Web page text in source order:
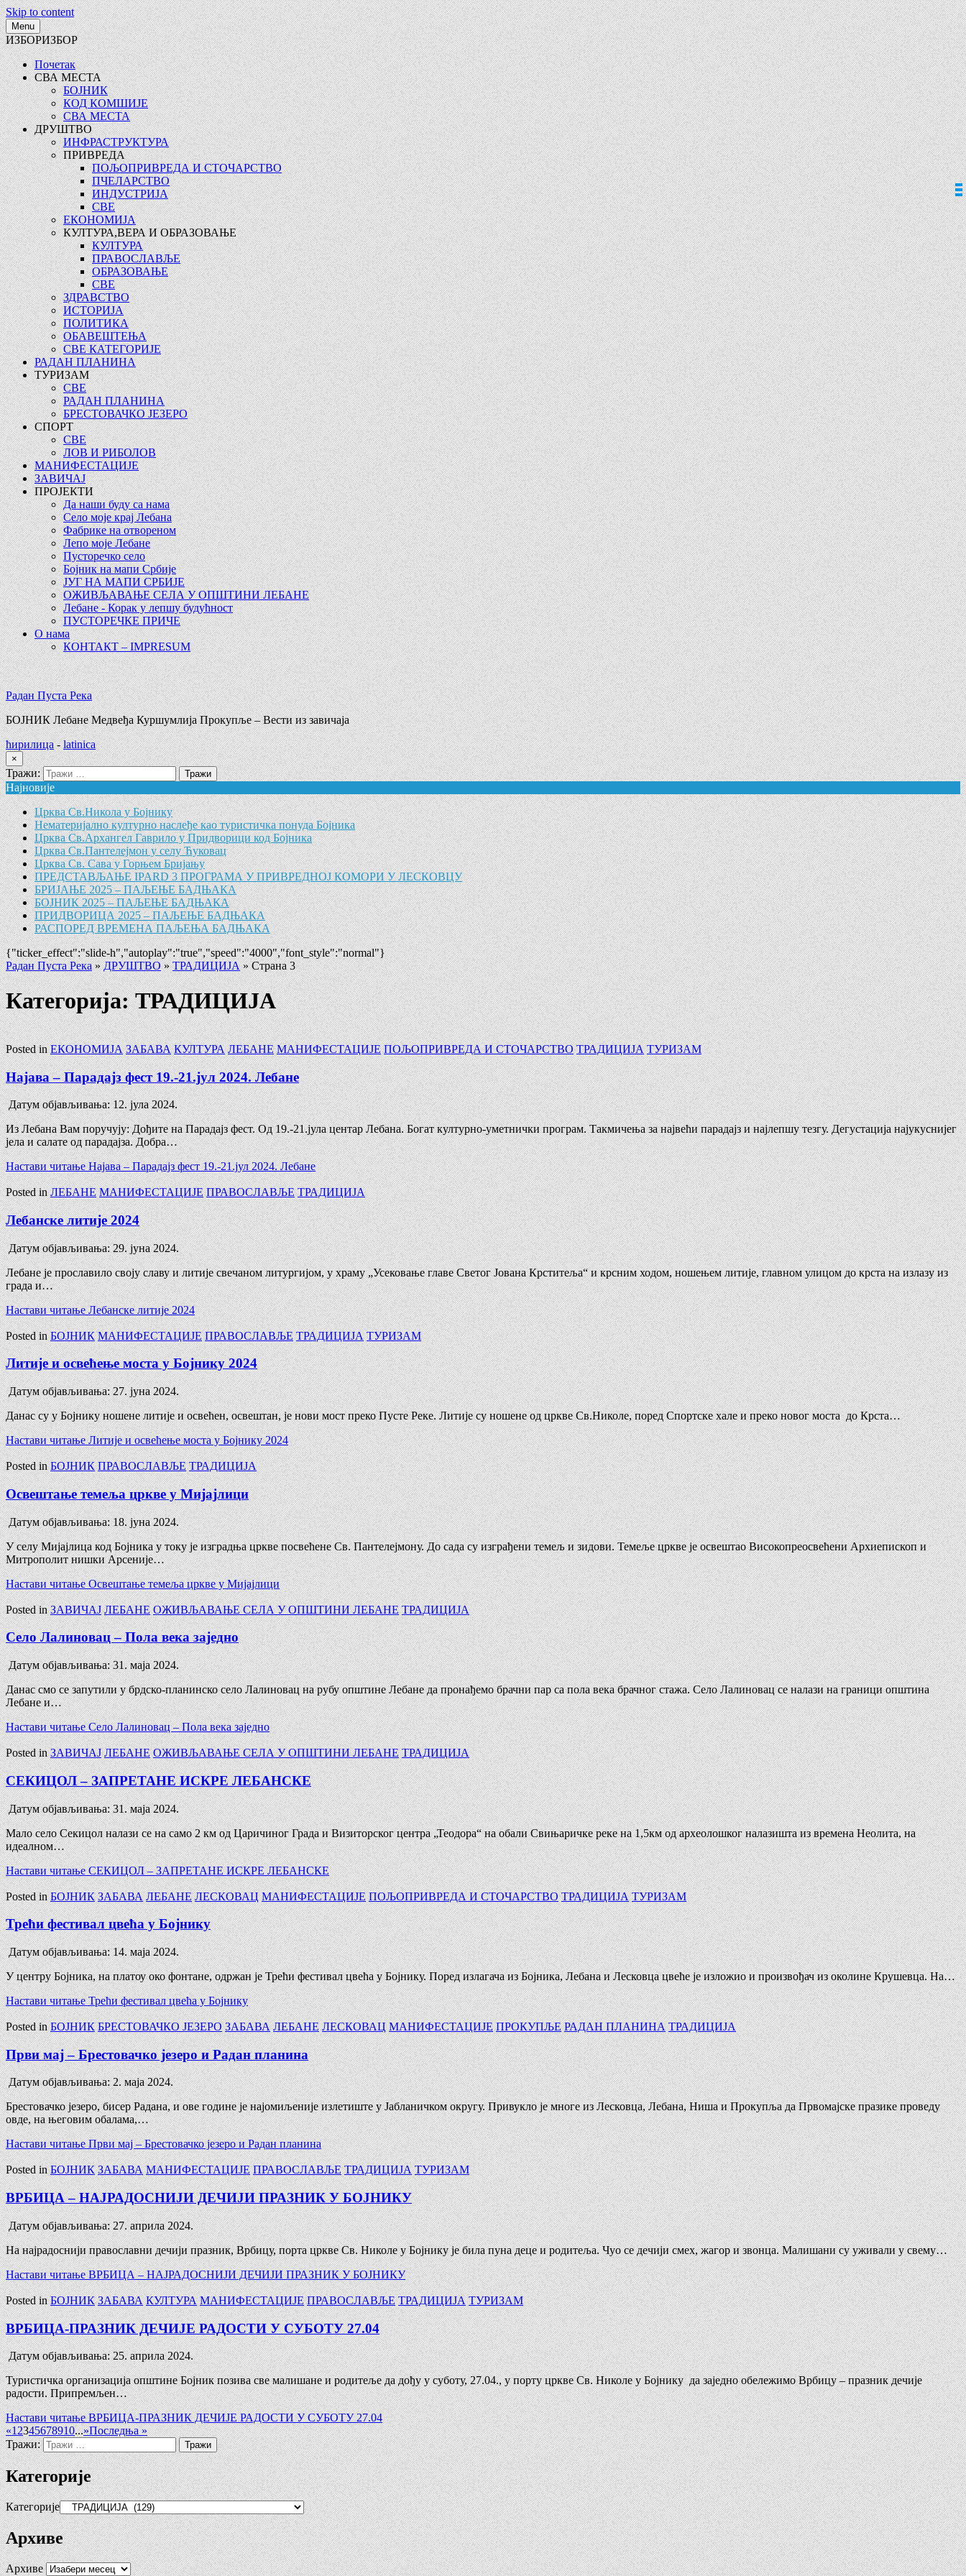
Skip to content
Menu
ИЗБОРИЗБОР
Почетак
СВА МЕСТА
БОЈНИК
КОД КОМШИЈЕ
СВА МЕСТА
ДРУШТВО
ИНФРАСТРУКТУРА
ПРИВРЕДА
ПОЉОПРИВРЕДА И СТОЧАРСТВО
ПЧЕЛАРСТВО
ИНДУСТРИЈА
СВЕ
ЕКОНОМИЈА
КУЛТУРА,ВЕРА И ОБРАЗОВАЊЕ
КУЛТУРА
ПРАВОСЛАВЉЕ
ОБРАЗОВАЊЕ
СВЕ
ЗДРАВСТВО
ИСТОРИЈА
ПОЛИТИКА
ОБАВЕШТЕЊА
СВЕ КАТЕГОРИЈЕ
РАДАН ПЛАНИНА
ТУРИЗАМ
СВЕ
РАДАН ПЛАНИНА
БРЕСТОВАЧКО ЈЕЗЕРО
СПОРТ
СВЕ
ЛОВ И РИБОЛОВ
МАНИФЕСТАЦИЈЕ
ЗАВИЧАЈ
ПРОЈЕКТИ
Да наши буду са нама
Село моје крај Лебана
Фабрике на отвореном
Лепо моје Лебане
Пусторечко село
Бојник на мапи Србије
ЈУГ НА МАПИ СРБИЈЕ
ОЖИВЉАВАЊЕ СЕЛА У ОПШТИНИ ЛЕБАНЕ
Лебане - Корак у лепшу будућност
ПУСТОРЕЧКЕ ПРИЧЕ
О нама
КОНТАКТ – IMPRESUM
Радан Пуста Река
БОЈНИК Лебане Медвеђа Куршумлија Прокупље – Вести из завичаја
ћирилица-latinica
×
Тражи:
Најновије
Црква Св.Никола у Бојнику
Нематеријално културно наслеђе као туристичка понуда Бојника
Црква Св.Архангел Гаврило у Придворици код Бојника
Црква Св.Пантелејмон у селу Ћуковац
Црква Св. Сава у Горњем Бријању
ПРЕДСТАВЉАЊЕ IPARD 3 ПРОГРАМА У ПРИВРЕДНОЈ КОМОРИ У ЛЕСКОВЦУ
БРИЈАЊЕ 2025 – ПАЉЕЊЕ БАДЊАКА
БОЈНИК 2025 – ПАЉЕЊЕ БАДЊАКА
ПРИДВОРИЦА 2025 – ПАЉЕЊЕ БАДЊАКА
РАСПОРЕД ВРЕМЕНА ПАЉЕЊА БАДЊАКА
{"ticker_effect":"slide-h","autoplay":"true","speed":"4000","font_style":"normal"}
Радан Пуста Река»ДРУШТВО»ТРАДИЦИЈА»Страна 3
Категорија: ТРАДИЦИЈА
Posted inЕКОНОМИЈА ЗАБАВА КУЛТУРА ЛЕБАНЕ МАНИФЕСТАЦИЈЕ ПОЉОПРИВРЕДА И СТОЧАРСТВО ТРАДИЦИЈА ТУРИЗАМ
Најава – Парадајз фест 19.-21.јул 2024. Лебане
Датум објављивања:12. јула 2024.
Из Лебана Вам поручују: Дођите на Парадајз фест. Од 19.-21.јула центар Лебана. Богат културно-уметнички програм. Такмичења за највећи парадајз и најлепшу тезгу. Дегустација најукуснијег
јела и салате од парадајза. Добра…
Настави читањеНајава – Парадајз фест 19.-21.јул 2024. Лебане
Posted inЛЕБАНЕ МАНИФЕСТАЦИЈЕ ПРАВОСЛАВЉЕ ТРАДИЦИЈА
Лебанске литије 2024
Датум објављивања:29. јуна 2024.
Лебане је прославило своју славу и литије свечаном литургијом, у храму „Усековање главе Светог Јована Крститеља“ и крсним ходом, ношењем литије, главном улицом до крста на излазу из
града и…
Настави читањеЛебанске литије 2024
Posted inБОЈНИК МАНИФЕСТАЦИЈЕ ПРАВОСЛАВЉЕ ТРАДИЦИЈА ТУРИЗАМ
Литије и освећење моста у Бојнику 2024
Датум објављивања:27. јуна 2024.
Данас су у Бојнику ношене литије и освећен, освештан, је нови мост преко Пусте Реке. Литије су ношене од цркве Св.Николе, поред Спортске хале и преко новог моста до Крста…
Настави читањеЛитије и освећење моста у Бојнику 2024
Posted inБОЈНИК ПРАВОСЛАВЉЕ ТРАДИЦИЈА
Освештање темеља цркве у Мијајлици
Датум објављивања:18. јуна 2024.
У селу Мијајлица код Бојника у току је изградња цркве посвећене Св. Пантелејмону. До сада су изграђени темељ и зидови. Темеље цркве је освештао Високопреосвећени Архиепископ и
Митрополит нишки Арсеније…
Настави читањеОсвештање темеља цркве у Мијајлици
Posted inЗАВИЧАЈ ЛЕБАНЕ ОЖИВЉАВАЊЕ СЕЛА У ОПШТИНИ ЛЕБАНЕ ТРАДИЦИЈА
Село Лалиновац – Пола века заједно
Датум објављивања:31. маја 2024.
Данас смо се запутили у брдско-планинско село Лалиновац на рубу општине Лебане да пронађемо брачни пар са пола века брачног стажа. Село Лалиновац се налази на граници општина
Лебане и…
Настави читањеСело Лалиновац – Пола века заједно
Posted inЗАВИЧАЈ ЛЕБАНЕ ОЖИВЉАВАЊЕ СЕЛА У ОПШТИНИ ЛЕБАНЕ ТРАДИЦИЈА
СЕКИЦОЛ – ЗАПРЕТАНЕ ИСКРЕ ЛЕБАНСКЕ
Датум објављивања:31. маја 2024.
Мало село Секицол налази се на само 2 км од Царичиног Града и Визиторског центра „Теодора“ на обали Свињаричке реке на 1,5км од археолошког налазишта из времена Неолита, на
идеалном…
Настави читањеСЕКИЦОЛ – ЗАПРЕТАНЕ ИСКРЕ ЛЕБАНСКЕ
Posted inБОЈНИК ЗАБАВА ЛЕБАНЕ ЛЕСКОВАЦ МАНИФЕСТАЦИЈЕ ПОЉОПРИВРЕДА И СТОЧАРСТВО ТРАДИЦИЈА ТУРИЗАМ
Трећи фестивал цвећа у Бојнику
Датум објављивања:14. маја 2024.
У центру Бојника, на платоу око фoнтане, одржан је Трећи фестивал цвећа у Бојнику. Поред излагача из Бојника, Лебана и Лесковца цвеће је изложио и произвођач из околине Крушевца. На…
Настави читањеТрећи фестивал цвећа у Бојнику
Posted inБОЈНИК БРЕСТОВАЧКО ЈЕЗЕРО ЗАБАВА ЛЕБАНЕ ЛЕСКОВАЦ МАНИФЕСТАЦИЈЕ ПРОКУПЉЕ РАДАН ПЛАНИНА ТРАДИЦИЈА
Први мај – Брестовачко језеро и Радан планина
Датум објављивања:2. маја 2024.
Брестовачко језеро, бисер Радана, и ове године је најомиљеније излетиште у Јабланичком округу. Привукло је многе из Лесковца, Лебана, Ниша и Прокупља да Првомајске празике проведу
овде, на његовим обалама,…
Настави читањеПрви мај – Брестовачко језеро и Радан планина
Posted inБОЈНИК ЗАБАВА МАНИФЕСТАЦИЈЕ ПРАВОСЛАВЉЕ ТРАДИЦИЈА ТУРИЗАМ
ВРБИЦА – НАЈРАДОСНИЈИ ДЕЧИЈИ ПРАЗНИК У БОЈНИКУ
Датум објављивања:27. априла 2024.
На најрадоснији православни дечији празник, Врбицу, порта цркве Св. Николе у Бојнику је била пуна деце и родитеља. Чуо се дечији смех, жагор и звонца. Малишани су уживали у свему…
Настави читањеВРБИЦА – НАЈРАДОСНИЈИ ДЕЧИЈИ ПРАЗНИК У БОЈНИКУ
Posted inБОЈНИК ЗАБАВА КУЛТУРА МАНИФЕСТАЦИЈЕ ПРАВОСЛАВЉЕ ТРАДИЦИЈА ТУРИЗАМ
ВРБИЦА-ПРАЗНИК ДЕЧИЈЕ РАДОСТИ У СУБОТУ 27.04
Датум објављивања:25. априла 2024.
Туристичка организација општине Бојник позива све малишане и родитеље да дођу у суботу, 27.04., у порту цркве Св. Николе у Бојнику да заједно обележимо Врбицу – празник дечије
радости. Припремљен…
Настави читањеВРБИЦА-ПРАЗНИК ДЕЧИЈЕ РАДОСТИ У СУБОТУ 27.04
«12345678910...»Последња »
Тражи:
Категорије
Категорије
Архиве
Архиве